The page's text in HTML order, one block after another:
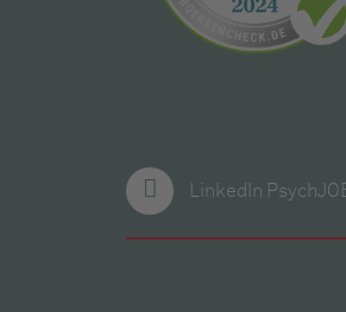
LinkedIn